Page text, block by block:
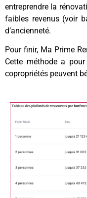
entreprendre la
faibles revenus (voir
d’ancienneté.
Pour finir, Ma Prime
Cette méthode a
copropriétés peuvent